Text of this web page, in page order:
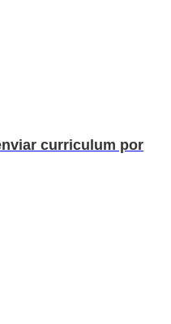
curriculum por